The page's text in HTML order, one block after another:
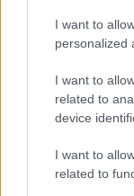
I want to
personalized
I want to
related to
device
I want to
related to
folyamatot,
hivatal
feltételezni
szerk.), és
kérelmet se
segítséget vár